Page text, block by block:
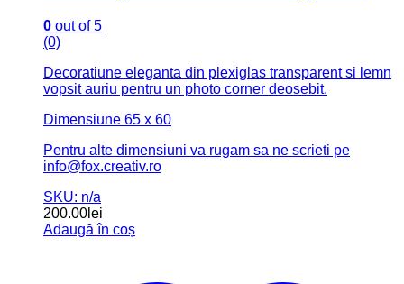
0 out of 5
(0)
Decoratiune eleganta din plexiglas transparent si lemn
vopsit auriu pentru un photo corner deosebit.
Dimensiune 65 x 60
Pentru alte dimensiuni va rugam sa ne scrieti pe
info@fox.creativ.ro
SKU: n/a
200.00 lei
Adaugă în coș